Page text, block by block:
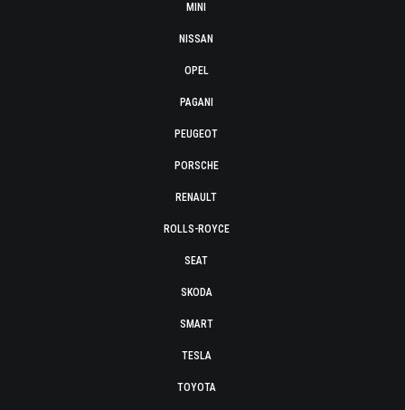
MINI
NISSAN
OPEL
PAGANI
PEUGEOT
PORSCHE
RENAULT
ROLLS-ROYCE
SEAT
SKODA
SMART
TESLA
TOYOTA